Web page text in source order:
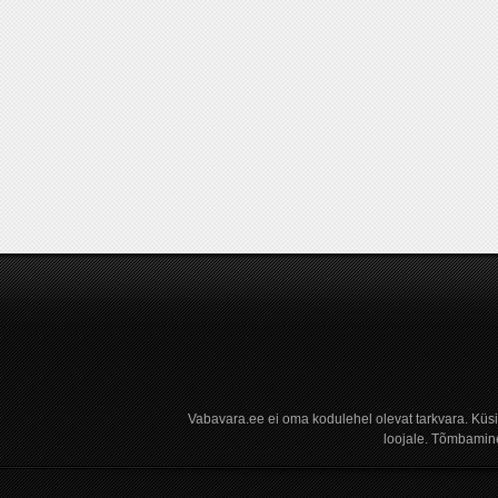
Vabavara.ee ei oma kodulehel olevat tarkvara.
loojale.